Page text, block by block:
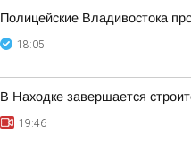
Полицейские Владивостока
18:05
В Находке завершается
19:46